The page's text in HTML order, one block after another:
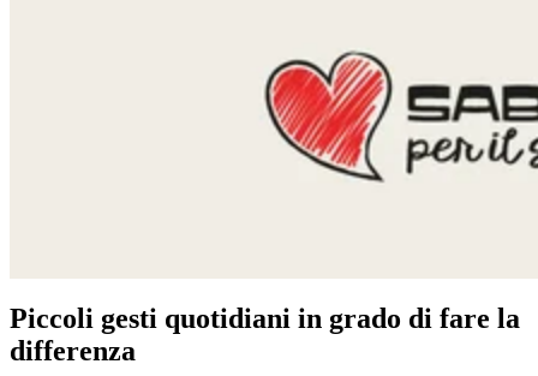
Piccoli gesti quotidiani in grado di fare la
differenza